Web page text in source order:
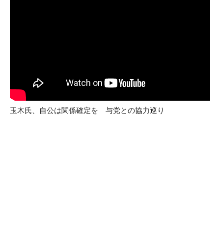
玉木氏、自公は関係確定を 与党との協力巡り